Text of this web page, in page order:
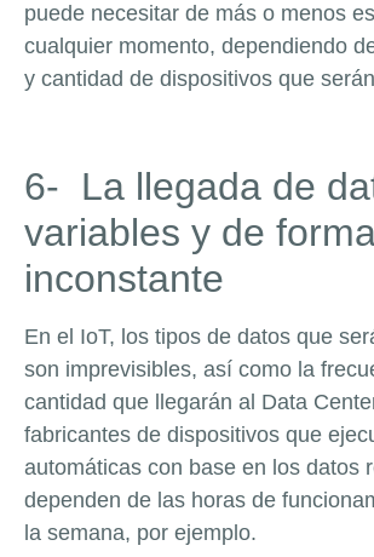
puede necesitar de más o menos
cualquier momento, dependiendo
y cantidad de dispositivos que
6- La llegada de
variables y de
inconstante
En el IoT, los tipos de datos que
son imprevisibles, así como la
cantidad que llegarán al Data
fabricantes de dispositivos que
automáticas con base en los datos
dependen de las horas de
la semana, por ejemplo.